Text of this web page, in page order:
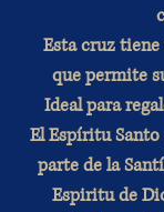
Esta cruz
que permite
Ideal para
El Espíritu
parte de la
Espiritu de